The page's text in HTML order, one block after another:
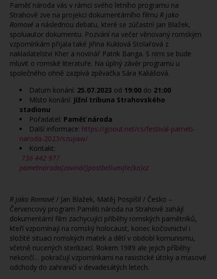
Paměť národa vás v rámci svého letního programu na
Strahově zve na projekci dokumentárního filmu R jako
Romové a následnou debatu, které se zúčastní Jan Blažek,
spoluautor dokumentu. Pozvání na večer věnovaný romským
vzpomínkám přijala také Jiřina Kuklová Stolařová z
nakladatelství Kher a novinář Patrik Banga. S nimi se bude
mluvit o romské literatuře. Na úplný závěr programu u
společného ohně zazpívá zpěvačka Sára Kaliášová.
Datum konání: 25.07.2023 od 19:00 do 21:00
Místo konání: Jižní tribuna Strahovského
stadionu
Pořadatel: Paměť národa
Další informace: https://goout.net/cs/festival-pameti-
naroda-2023/szujiaw/
Kontakt:
736 442 977
pametnaroda{zavináč}postbellum{tečka}cz
R jako Romové / Jan Blažek, Matěj Pospíšil / Česko –
Červencový program Paměti národa na Strahově zahájí
dokumentární film zachycující příběhy romských pamětníků,
kteří vzpomínají na romský holocaust, konec kočovnictví i
složité situaci romských matek a dětí v období komunismu,
včetně nucených sterilizací. Rokem 1989 ale jejich příběhy
nekončí… pokračují vzpomínkami na rasistické útoky a masové
odchody do zahraničí v devadesátých letech.